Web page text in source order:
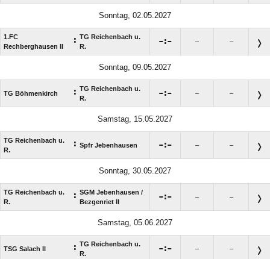
Sonntag, 02.05.2027
1.FC
Rechberghausen II
: TG Reichenbach u.
R.
: – –
Sonntag, 09.05.2027
TG Böhmenkirch : TG Reichenbach u.
R.
: – –
Samstag, 15.05.2027
TG Reichenbach u.
R.
: Spfr Jebenhausen : – –
Sonntag, 30.05.2027
TG Reichenbach u.
R.
: SGM Jebenhausen /​
Bezgenriet II
: – –
Samstag, 05.06.2027
TSG Salach II : TG Reichenbach u.
R.
: – –